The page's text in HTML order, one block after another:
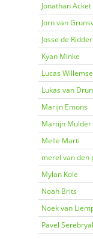
Jonathan Acket
Jorn van
Josse de Ridder
Kyan Minke
Lucas Willemse
Lukas van
Marijn Emons
Martijn Mulder
Melle Marti
merel van den
Mylan Kole
Noah Brits
Noek van
Pavel